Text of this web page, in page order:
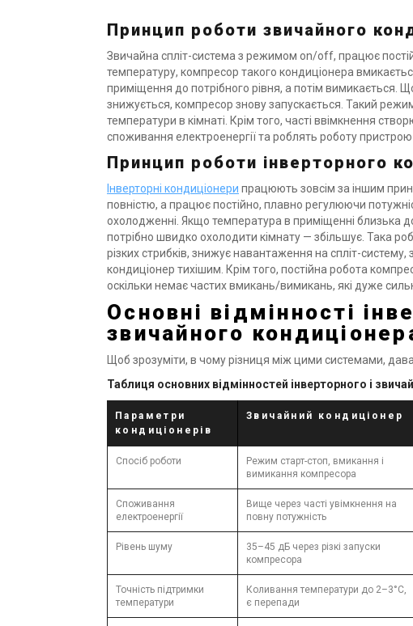
Принцип роботи звичайного
Звичайна спліт-система з режимом on/off, працює
температуру, компресор такого кондиціонера
приміщення до потрібного рівня, а потім вимикається.
знижується, компресор знову запускається. Такий
температури в кімнаті. Крім того, часті ввімкнення
споживання електроенергії та роблять роботу
Принцип роботи інверторного
Інверторні кондиціонери працюють зовсім за іншим
повністю, а працює постійно, плавно регулюючи
охолодженні. Якщо температура в приміщенні близька
потрібно швидко охолодити кімнату — збільшує. Така
різких стрибків, знижує навантаження на спліт-
кондиціонер тихішим. Крім того, постійна робота
оскільки немає частих вмикань/вимикань, які дуже
Основні відмінності
звичайного
Щоб зрозуміти, в чому різниця між цими системами,
Таблиця основних відмінностей інверторного і
Параметри
кондиціонерів
Звичайний кондиціонер
Спосіб роботи
Режим старт-стоп, вмикання і
вимикання компресора
Споживання
електроенергії
Вище через часті увімкнення на
повну потужність
Рівень шуму
35–45 дБ через різкі запуски
компресора
Точність підтримки
температури
Коливання температури до 2–3°C,
є перепади